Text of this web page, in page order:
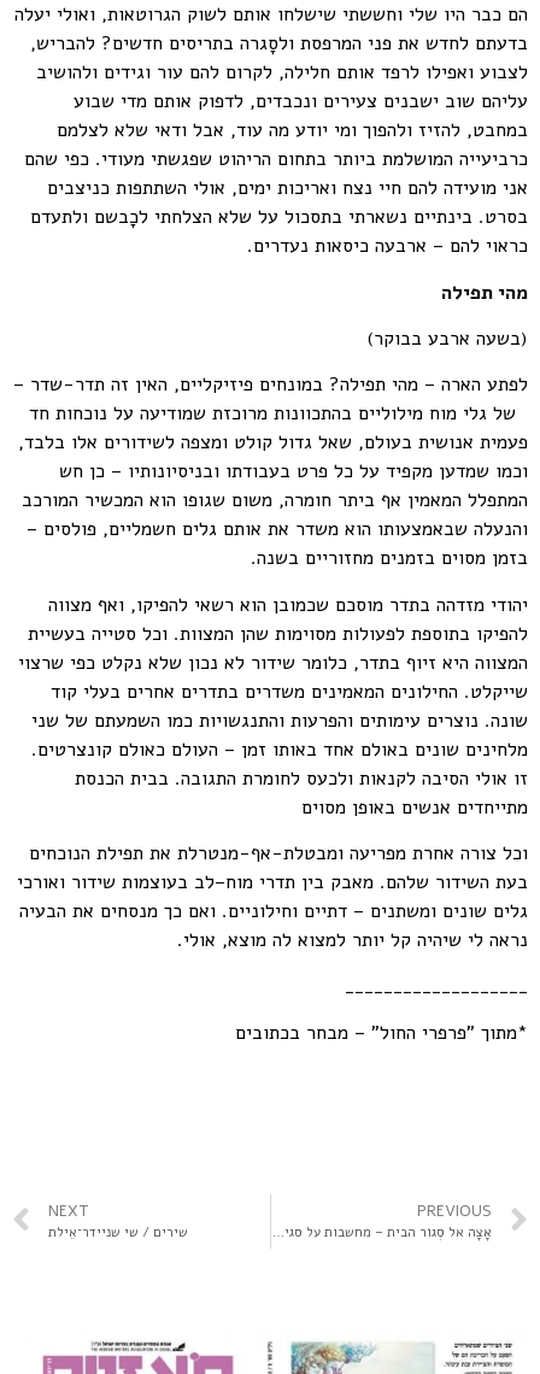
הם כבר היו שלי וחששתי שישלחו אותם לשוק הגרוטאות, ואולי יעלה
בדעתם לחדש את פני המרפסת ולסָגרה בתריסים חדשים? להבריש,
לצבוע ואפילו לרפד אותם חלילה, לקרום להם עור וגידים ולהושיב
עליהם שוב ישבנים צעירים ונכבדים, לדפוק אותם מדי שבוע
במחבט, להזיז ולהפוך ומי יודע מה עוד, אבל ודאי שלא לצלמם
כרביעייה המושלמת ביותר בתחום הריהוט שפגשתי מעודי. כפי שהם
אני מועידה להם חיי נצח ואריכות ימים, אולי השתתפות כניצבים
בסרט. בינתיים נשארתי בתסכול על שלא הצלחתי לכָבשם ולתעדם
כראוי להם – ארבעה כיסאות נעדרים.
מהי תפילה
(בשעה ארבע בבוקר)
לפתע הארה – מהי תפילה? במונחים פיזיקליים, האין זה תדר-שדר –
של גלי מוח מילוליים בהתכוונות מרוכזת שמודיעה על נוכחות חד
פעמית אנושית בעולם, שאל גדול קולט ומצפה לשידורים אלו בלבד,
וכמו שמדען מקפיד על כל פרט בעבודתו ובניסיונותיו – כן חש
המתפלל המאמין אף ביתר חומרה, משום שגופו הוא המכשיר המורכב
והנעלה שבאמצעותו הוא משדר את אותם גלים חשמליים, פולסים –
בזמן מסוים בזמנים מחזוריים בשנה.
יהודי מזדהה בתדר מוסכם שכמובן הוא רשאי להפיקו, ואף מצווה
להפיקו בתוספת לפעולות מסוימות שהן המצוות. וכל סטייה בעשיית
המצווה היא זיוף בתדר, כלומר שידור לא נכון שלא נקלט כפי שרצוי
שייקלט. החילונים המאמינים משדרים בתדרים אחרים בעלי קוד
שונה. נוצרים עימותים והפרעות והתנגשויות כמו השמעתם של שני
מלחינים שונים באולם אחד באותו זמן – העולם כאולם קונצרטים.
זו אולי הסיבה לקנאות ולכעס לחומרת התגובה. בבית הכנסת
מתייחדים אנשים באופן מסוים
וכל צורה אחרת מפריעה ומבטלת-אף-מנטרלת את תפילת הנוכחים
בעת השידור שלהם. מאבק בין תדרי מוח–לב בעוצמות שידור ואורכי
גלים שונים ומשתנים – דתיים וחילוניים. ואם כך מנסחים את הבעיה
נראה לי שיהיה קל יותר למצוא לה מוצא, אולי.
___________________
*מתוך "פרפרי החול" – מבחר בכתובים
PREVIOUS
אָצָה אל סְגוֹר הבית – מחשבות על סגירוּת ואפשרות לְפֶּתַח / ליאור גרנות
NEXT
שירים / שי שניידר־אֵילת